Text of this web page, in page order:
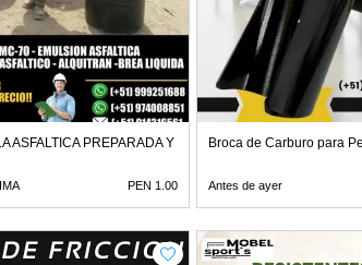
ASFALTICA PREPARADA Y ESPECIALIZADA
PEN 1.00
Broca de Carburo para
Antes de ayer